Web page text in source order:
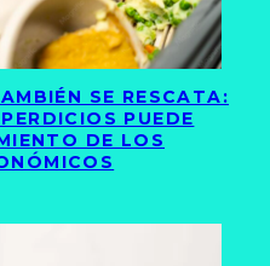
SE RESCATA:
PUEDE
DE LOS